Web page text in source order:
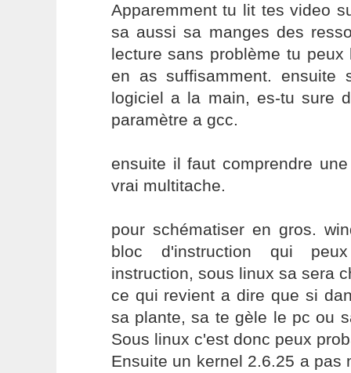
Apparemment tu lit tes video
sa aussi sa manges des
lecture sans problème tu
en as suffisamment.
logiciel a la main, es-tu sure
paramètre a gcc.
ensuite il faut comprendre
vrai multitache.
pour schématiser en gros.
bloc d'instruction qui
instruction, sous linux sa sera
ce qui revient a dire que si
sa plante, sa te gèle le pc ou
Sous linux c'est donc peux
Ensuite un kernel 2.6.25 a pas